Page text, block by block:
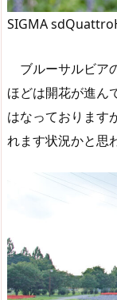
SIGMA
ブルーサルビア
ほどは開花が進ん
はなっております
れます状況かと思